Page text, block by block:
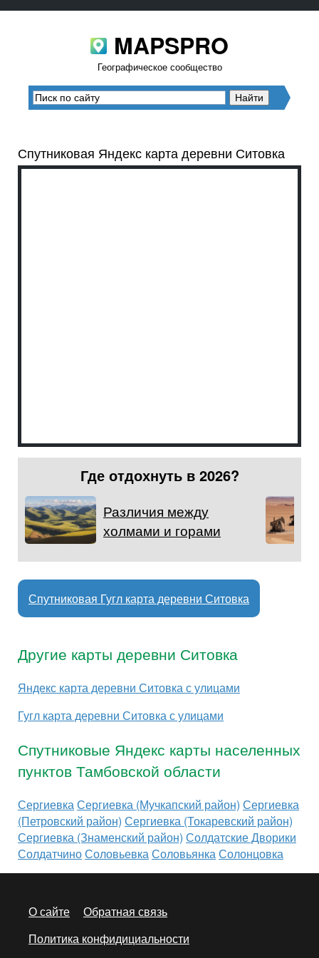
MAPSPRO
Географическое сообщество
Спутниковая Яндекс карта деревни Ситовка
Где отдохнуть в 2026?
Различия между
холмами и горами
Спутниковая Гугл карта деревни Ситовка
Другие карты деревни Ситовка
Яндекс карта деревни Ситовка с улицами
Гугл карта деревни Ситовка с улицами
Спутниковые Яндекс карты населенных
пунктов Тамбовской области
Сергиевка Сергиевка (Мучкапский район) Сергиевка
(Петровский район) Сергиевка (Токаревский район)
Сергиевка (Знаменский район) Солдатские Дворики
СолдатчиноСоловьевка Соловьянка Солонцовка
О сайте
Обратная связь
Политика конфидициальности